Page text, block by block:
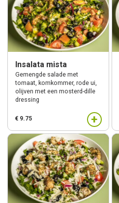
Insalata mista
Gemengde salade met
tomaat, komkommer, rode ui,
olijven met een mosterd-dille
dressing
€ 9.75 +